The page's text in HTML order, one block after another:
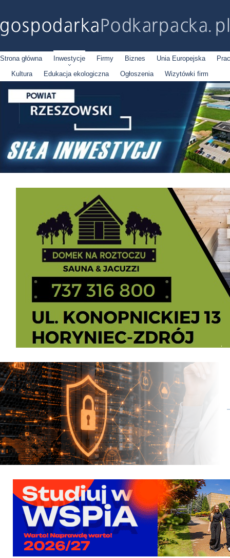
Strona główna Inwestycje Firmy Biznes Unia Europejska
Kultura
Edukacja ekologiczna Ogłoszenia Wizytówki firm